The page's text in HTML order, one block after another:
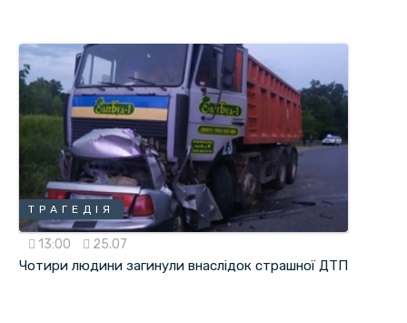
ТРАГЕДІЯ
13:00 25.07
Чотири людини загинули внаслідок страшної ДТП